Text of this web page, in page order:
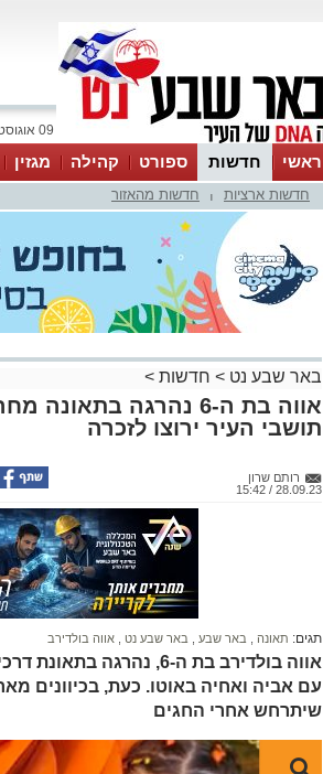
09 אוגוסט 2026 / 16:44
ראשי חדשות ספורט קהילה מגזין
עסקים
טיפים והמלצותחדשות ארציות חדשות מהאזור
באר שבע נט > חדשות >
אווה בת ה-6 נהרגה
תושבי העיר ירוצו לזכרה
רותם שרון
28.09.23 / 15:42
תגים: תאונה באר שבע באר שבע נט אווה בולדירב
אווה בולדירב בת ה-6,
עם אביה ואחיה באוטו. כעת, בכיוונים
שיתרחש אחרי החגים